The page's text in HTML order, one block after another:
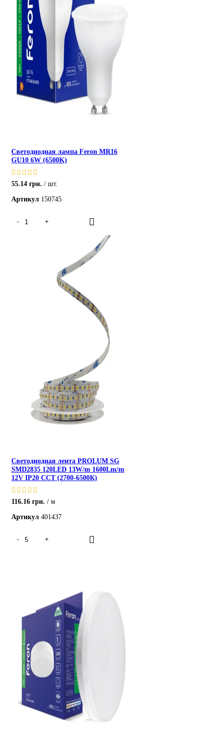
Светодиодная лампа Feron MR16
GU10 6W (6500K)
55.14 грн.
шт.
Артикул 150745
Светодиодная лента PROLUM SG
SMD2835 120LED 13W/m 1600Lm/m
12V IP20 ССТ (2700-6500К)
116.16 грн.
м
Артикул 401437